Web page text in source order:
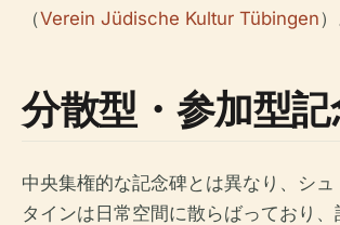
（Verein Jüdische Kultur Tübingen）
分散型・参加型
中央集権的な記念碑とは異なり、シュ
タインは日常空間に散らばっており